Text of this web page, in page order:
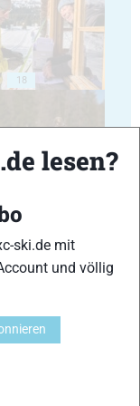
18
20
22
lesen?
ski.de mit
und völlig